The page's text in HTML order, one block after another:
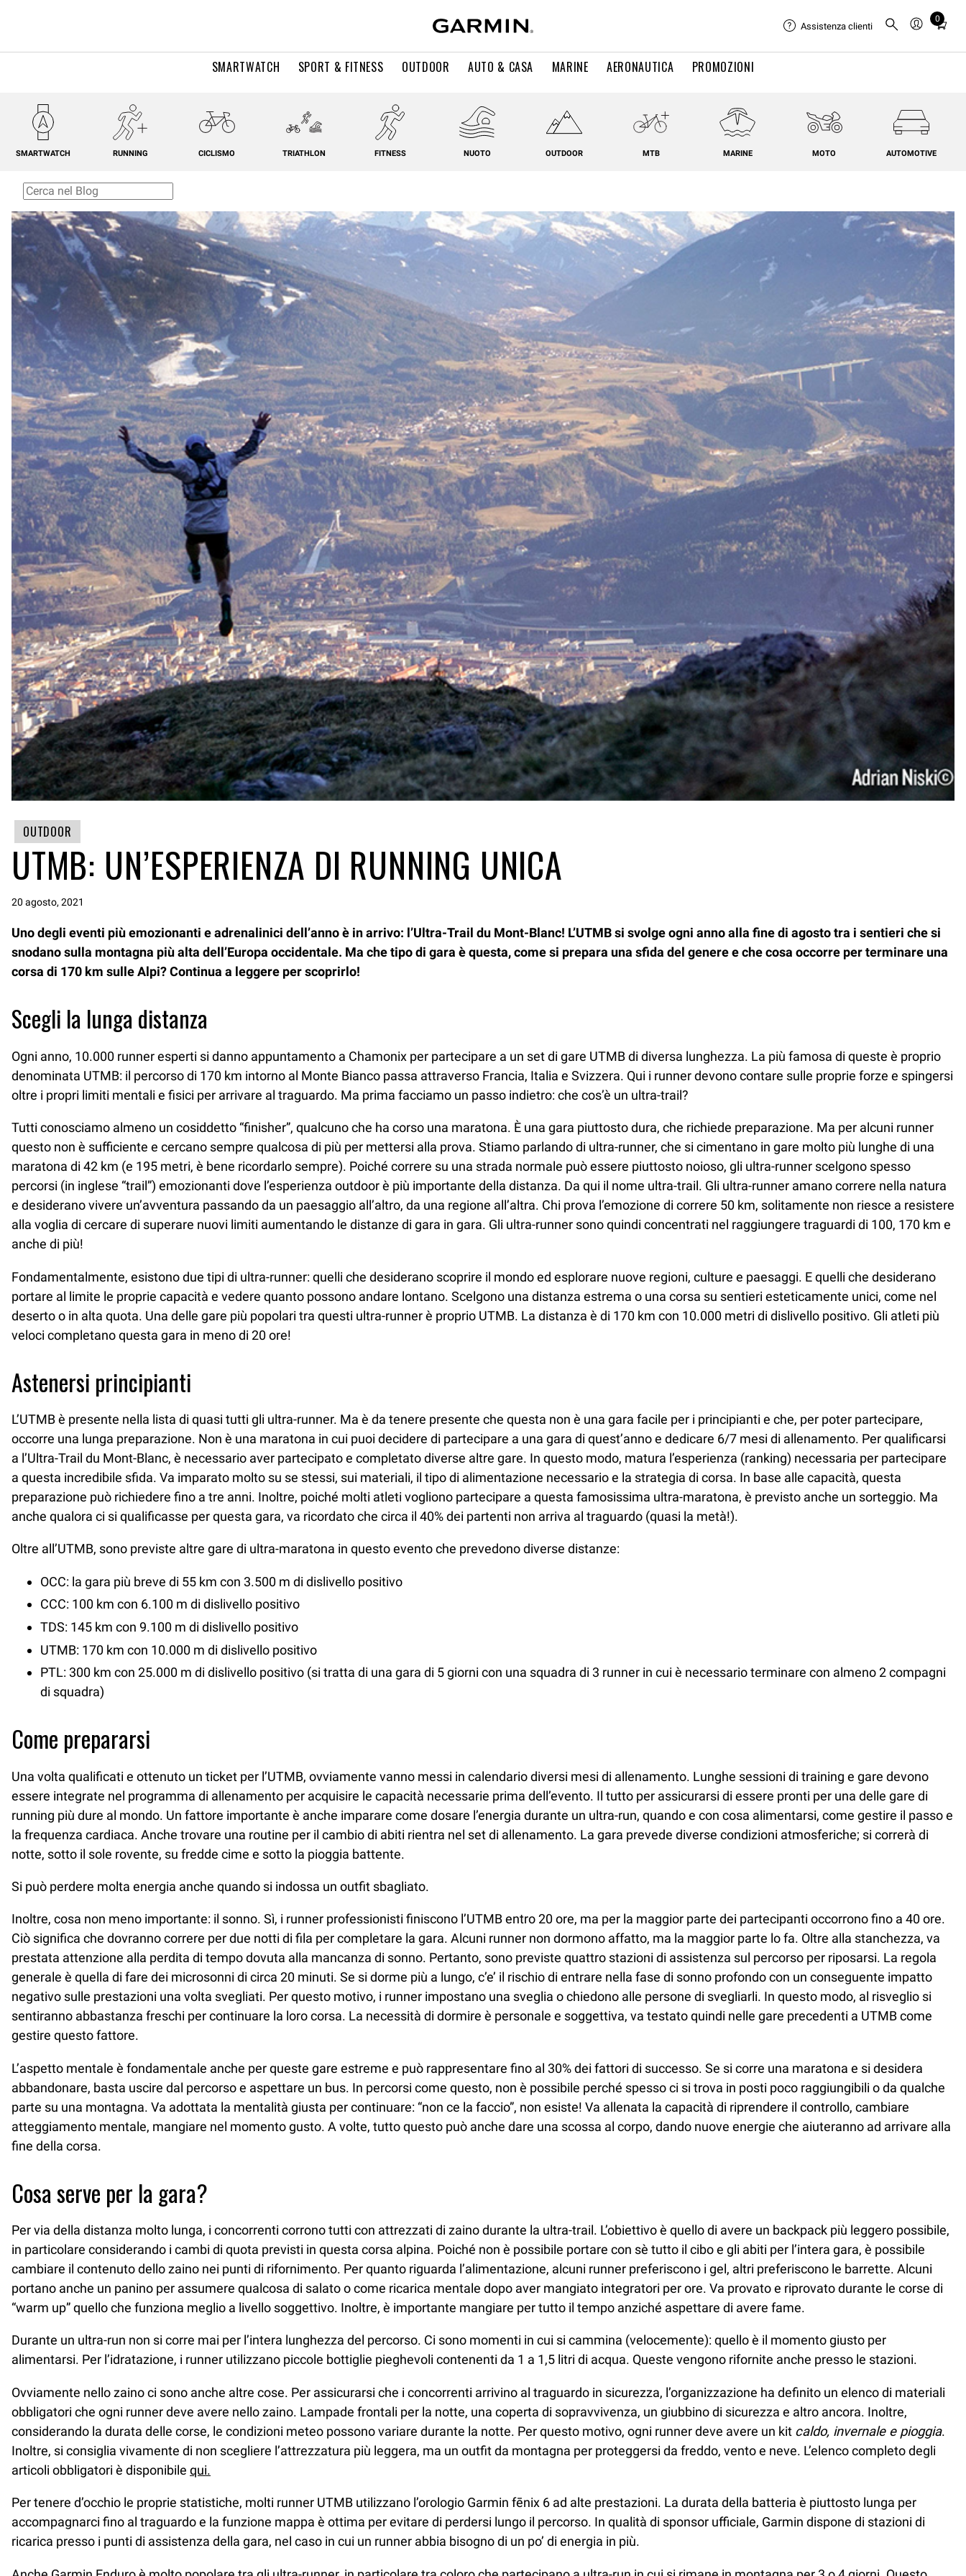
SMARTWATCH SPORT & FITNESS OUTDOOR AUTO & CASA MARINE AERONAUTICA PROMOZIONI
Assistenza clienti
0
Total
in
SMARTWATCH RUNNING CICLISMO TRIATHLON FITNESS NUOTO OUTDOOR MTB MARINE MOTO AUTOMOTIVE
OUTDOOR
UTMB: UN’ESPERIENZA DI RUNNING UNICA
20 agosto, 2021
Uno degli eventi più emozionanti e adrenalinici dell’anno è in arrivo: l’Ultra-Trail du Mont-Blanc! L’UTMB si svolge ogni anno alla fine di agosto tra i sentieri che si
snodano sulla montagna più alta dell’Europa occidentale. Ma che tipo di gara è questa, come si prepara una sfida del genere e che cosa occorre per terminare una
corsa di 170 km sulle Alpi? Continua a leggere per scoprirlo!
Scegli la lunga distanza
Ogni anno, 10.000 runner esperti si danno appuntamento a Chamonix per partecipare a un set di gare UTMB di diversa lunghezza. La più famosa di queste è proprio
denominata UTMB: il percorso di 170 km intorno al Monte Bianco passa attraverso Francia, Italia e Svizzera. Qui i runner devono contare sulle proprie forze e spingersi
oltre i propri limiti mentali e fisici per arrivare al traguardo. Ma prima facciamo un passo indietro: che cos’è un ultra-trail?
Tutti conosciamo almeno un cosiddetto “finisher”, qualcuno che ha corso una maratona. È una gara piuttosto dura, che richiede preparazione. Ma per alcuni runner
questo non è sufficiente e cercano sempre qualcosa di più per mettersi alla prova. Stiamo parlando di ultra-runner, che si cimentano in gare molto più lunghe di una
maratona di 42 km (e 195 metri, è bene ricordarlo sempre). Poiché correre su una strada normale può essere piuttosto noioso, gli ultra-runner scelgono spesso
percorsi (in inglese “trail”) emozionanti dove l’esperienza outdoor è più importante della distanza. Da qui il nome ultra-trail. Gli ultra-runner amano correre nella natura
e desiderano vivere un’avventura passando da un paesaggio all’altro, da una regione all’altra. Chi prova l’emozione di correre 50 km, solitamente non riesce a resistere
alla voglia di cercare di superare nuovi limiti aumentando le distanze di gara in gara. Gli ultra-runner sono quindi concentrati nel raggiungere traguardi di 100, 170 km e
anche di più!
Fondamentalmente, esistono due tipi di ultra-runner: quelli che desiderano scoprire il mondo ed esplorare nuove regioni, culture e paesaggi. E quelli che desiderano
portare al limite le proprie capacità e vedere quanto possono andare lontano. Scelgono una distanza estrema o una corsa su sentieri esteticamente unici, come nel
deserto o in alta quota. Una delle gare più popolari tra questi ultra-runner è proprio UTMB. La distanza è di 170 km con 10.000 metri di dislivello positivo. Gli atleti più
veloci completano questa gara in meno di 20 ore!
Astenersi principianti
L’UTMB è presente nella lista di quasi tutti gli ultra-runner. Ma è da tenere presente che questa non è una gara facile per i principianti e che, per poter partecipare,
occorre una lunga preparazione. Non è una maratona in cui puoi decidere di partecipare a una gara di quest’anno e dedicare 6/7 mesi di allenamento. Per qualificarsi
a l’Ultra-Trail du Mont-Blanc, è necessario aver partecipato e completato diverse altre gare. In questo modo, matura l’esperienza (ranking) necessaria per partecipare
a questa incredibile sfida. Va imparato molto su se stessi, sui materiali, il tipo di alimentazione necessario e la strategia di corsa. In base alle capacità, questa
preparazione può richiedere fino a tre anni. Inoltre, poiché molti atleti vogliono partecipare a questa famosissima ultra-maratona, è previsto anche un sorteggio. Ma
anche qualora ci si qualificasse per questa gara, va ricordato che circa il 40% dei partenti non arriva al traguardo (quasi la metà!).
Oltre all’UTMB, sono previste altre gare di ultra-maratona in questo evento che prevedono diverse distanze:
OCC: la gara più breve di 55 km con 3.500 m di dislivello positivo
CCC: 100 km con 6.100 m di dislivello positivo
TDS: 145 km con 9.100 m di dislivello positivo
UTMB: 170 km con 10.000 m di dislivello positivo
PTL: 300 km con 25.000 m di dislivello positivo (si tratta di una gara di 5 giorni con una squadra di 3 runner in cui è necessario terminare con almeno 2 compagni
di squadra)
Come prepararsi
Una volta qualificati e ottenuto un ticket per l’UTMB, ovviamente vanno messi in calendario diversi mesi di allenamento. Lunghe sessioni di training e gare devono
essere integrate nel programma di allenamento per acquisire le capacità necessarie prima dell’evento. Il tutto per assicurarsi di essere pronti per una delle gare di
running più dure al mondo. Un fattore importante è anche imparare come dosare l’energia durante un ultra-run, quando e con cosa alimentarsi, come gestire il passo e
la frequenza cardiaca. Anche trovare una routine per il cambio di abiti rientra nel set di allenamento. La gara prevede diverse condizioni atmosferiche; si correrà di
notte, sotto il sole rovente, su fredde cime e sotto la pioggia battente.
Si può perdere molta energia anche quando si indossa un outfit sbagliato.
Inoltre, cosa non meno importante: il sonno. Sì, i runner professionisti finiscono l’UTMB entro 20 ore, ma per la maggior parte dei partecipanti occorrono fino a 40 ore.
Ciò significa che dovranno correre per due notti di fila per completare la gara. Alcuni runner non dormono affatto, ma la maggior parte lo fa. Oltre alla stanchezza, va
prestata attenzione alla perdita di tempo dovuta alla mancanza di sonno. Pertanto, sono previste quattro stazioni di assistenza sul percorso per riposarsi. La regola
generale è quella di fare dei microsonni di circa 20 minuti. Se si dorme più a lungo, c’e’ il rischio di entrare nella fase di sonno profondo con un conseguente impatto
negativo sulle prestazioni una volta svegliati. Per questo motivo, i runner impostano una sveglia o chiedono alle persone di svegliarli. In questo modo, al risveglio si
sentiranno abbastanza freschi per continuare la loro corsa. La necessità di dormire è personale e soggettiva, va testato quindi nelle gare precedenti a UTMB come
gestire questo fattore.
L’aspetto mentale è fondamentale anche per queste gare estreme e può rappresentare fino al 30% dei fattori di successo. Se si corre una maratona e si desidera
abbandonare, basta uscire dal percorso e aspettare un bus. In percorsi come questo, non è possibile perché spesso ci si trova in posti poco raggiungibili o da qualche
parte su una montagna. Va adottata la mentalità giusta per continuare: “non ce la faccio”, non esiste! Va allenata la capacità di riprendere il controllo, cambiare
atteggiamento mentale, mangiare nel momento gusto. A volte, tutto questo può anche dare una scossa al corpo, dando nuove energie che aiuteranno ad arrivare alla
fine della corsa.
Cosa serve per la gara?
Per via della distanza molto lunga, i concorrenti corrono tutti con attrezzati di zaino durante la ultra-trail. L’obiettivo è quello di avere un backpack più leggero possibile,
in particolare considerando i cambi di quota previsti in questa corsa alpina. Poiché non è possibile portare con sè tutto il cibo e gli abiti per l’intera gara, è possibile
cambiare il contenuto dello zaino nei punti di rifornimento. Per quanto riguarda l’alimentazione, alcuni runner preferiscono i gel, altri preferiscono le barrette. Alcuni
portano anche un panino per assumere qualcosa di salato o come ricarica mentale dopo aver mangiato integratori per ore. Va provato e riprovato durante le corse di
“warm up” quello che funziona meglio a livello soggettivo. Inoltre, è importante mangiare per tutto il tempo anziché aspettare di avere fame.
Durante un ultra-run non si corre mai per l’intera lunghezza del percorso. Ci sono momenti in cui si cammina (velocemente): quello è il momento giusto per
alimentarsi. Per l’idratazione, i runner utilizzano piccole bottiglie pieghevoli contenenti da 1 a 1,5 litri di acqua. Queste vengono rifornite anche presso le stazioni.
Ovviamente nello zaino ci sono anche altre cose. Per assicurarsi che i concorrenti arrivino al traguardo in sicurezza, l’organizzazione ha definito un elenco di materiali
obbligatori che ogni runner deve avere nello zaino. Lampade frontali per la notte, una coperta di sopravvivenza, un giubbino di sicurezza e altro ancora. Inoltre,
considerando la durata delle corse, le condizioni meteo possono variare durante la notte. Per questo motivo, ogni runner deve avere un kit caldo, invernale e pioggia.
Inoltre, si consiglia vivamente di non scegliere l’attrezzatura più leggera, ma un outfit da montagna per proteggersi da freddo, vento e neve. L’elenco completo degli
articoli obbligatori è disponibile qui.
Per tenere d’occhio le proprie statistiche, molti runner UTMB utilizzano l’orologio Garmin fēnix 6 ad alte prestazioni. La durata della batteria è piuttosto lunga per
accompagnarci fino al traguardo e la funzione mappa è ottima per evitare di perdersi lungo il percorso. In qualità di sponsor ufficiale, Garmin dispone di stazioni di
ricarica presso i punti di assistenza della gara, nel caso in cui un runner abbia bisogno di un po’ di energia in più.